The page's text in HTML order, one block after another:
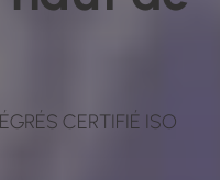
CERTIFIÉ ISO